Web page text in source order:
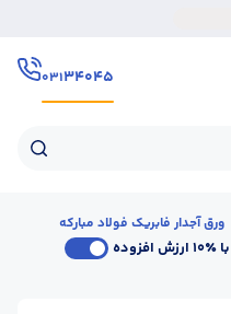
۳۴۰۴۵۰۳۱
ورق آجدار فابریک فولاد مبارکه
با ٪۱۰ ارزش افزوده